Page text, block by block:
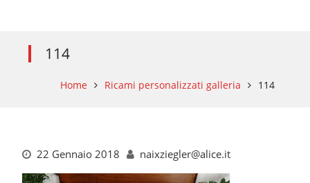
114
Home Ricami personalizzati galleria 114
22 Gennaio 2018 naixziegler@alice.it